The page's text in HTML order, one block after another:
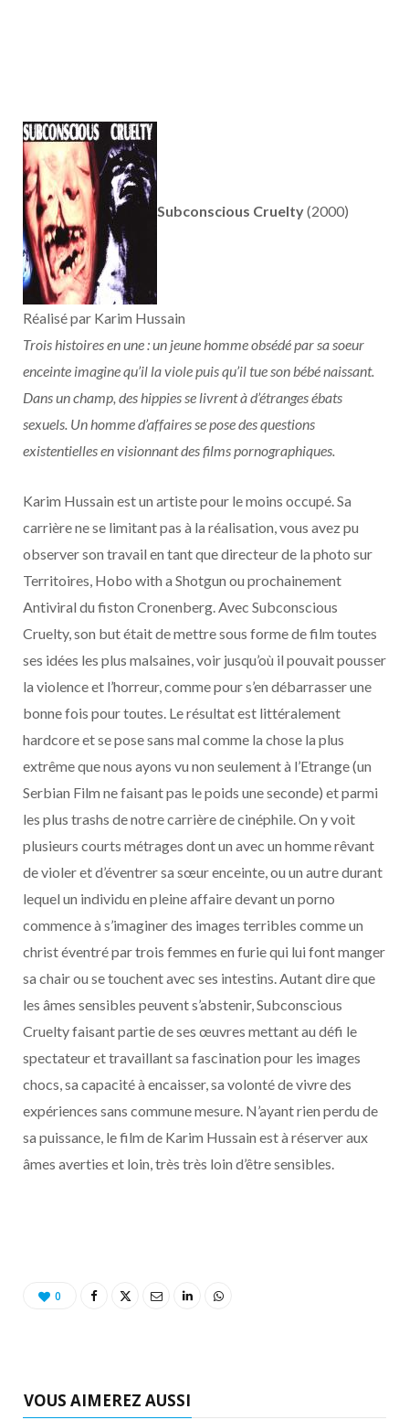
Subconscious Cruelty(2000)
Réalisé par Karim Hussain
Trois histoires en une : un jeune homme obsédé par sa soeur
enceinte imagine qu’il la viole puis qu’il tue son bébé naissant.
Dans un champ, des hippies se livrent à d’étranges ébats
sexuels. Un homme d’affaires se pose des questions
existentielles en visionnant des films pornographiques.
Karim Hussain est un artiste pour le moins occupé. Sa
carrière ne se limitant pas à la réalisation, vous avez pu
observer son travail en tant que directeur de la photo sur
Territoires, Hobo with a Shotgun ou prochainement
Antiviral du fiston Cronenberg. Avec Subconscious
Cruelty, son but était de mettre sous forme de film toutes
ses idées les plus malsaines, voir jusqu’où il pouvait pousser
la violence et l’horreur, comme pour s’en débarrasser une
bonne fois pour toutes. Le résultat est littéralement
hardcore et se pose sans mal comme la chose la plus
extrême que nous ayons vu non seulement à l’Etrange (un
Serbian Film ne faisant pas le poids une seconde) et parmi
les plus trashs de notre carrière de cinéphile. On y voit
plusieurs courts métrages dont un avec un homme rêvant
de violer et d’éventrer sa sœur enceinte, ou un autre durant
lequel un individu en pleine affaire devant un porno
commence à s’imaginer des images terribles comme un
christ éventré par trois femmes en furie qui lui font manger
sa chair ou se touchent avec ses intestins. Autant dire que
les âmes sensibles peuvent s’abstenir, Subconscious
Cruelty faisant partie de ses œuvres mettant au défi le
spectateur et travaillant sa fascination pour les images
chocs, sa capacité à encaisser, sa volonté de vivre des
expériences sans commune mesure. N’ayant rien perdu de
sa puissance, le film de Karim Hussain est à réserver aux
âmes averties et loin, très très loin d’être sensibles.
0
VOUS AIMEREZ AUSSI